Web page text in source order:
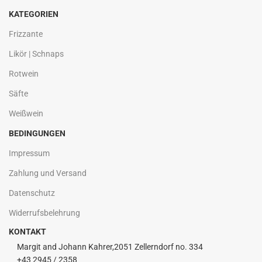
KATEGORIEN
Frizzante
Likör | Schnaps
Rotwein
Säfte
Weißwein
BEDINGUNGEN
Impressum
Zahlung und Versand
Datenschutz
Widerrufsbelehrung
KONTAKT
Margit and Johann Kahrer,2051 Zellerndorf no. 334
+43 2945 / 2358